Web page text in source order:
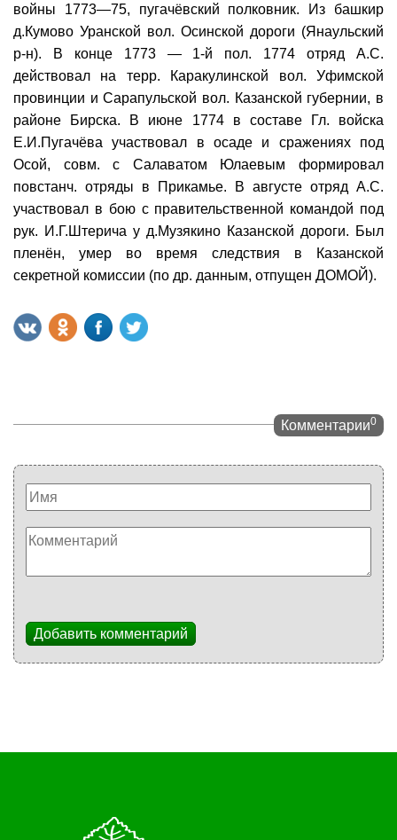
войны 1773—75, пугачёвский полковник. Из башкир
д.Кумово Уранской вол. Осинской дороги (Янаульский
р-н). В конце 1773 — 1-й пол. 1774 отряд А.С.
действовал на терр. Каракулинской вол. Уфимской
провинции и Сарапульской вол. Казанской губернии, в
районе Бирска. В июне 1774 в составе Гл. войска
Е.И.Пугачёва участвовал в осаде и сражениях под
Осой, совм. с Салаватом Юлаевым формировал
повстанч. отряды в Прикамье. В августе отряд А.С.
участвовал в бою с правительственной командой под
рук. И.Г.Штерича у д.Музякино Казанской дороги. Был
пленён, умер во время следствия в Казанской
секретной комиссии (по др. данным, отпущен ДОМОЙ).
Комментарии0
Добавить комментарий